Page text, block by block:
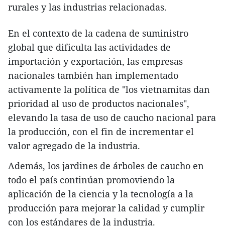
rurales y las industrias relacionadas.
En el contexto de la cadena de suministro
global que dificulta las actividades de
importación y exportación, las empresas
nacionales también han implementado
activamente la política de "los vietnamitas dan
prioridad al uso de productos nacionales",
elevando la tasa de uso de caucho nacional para
la producción, con el fin de incrementar el
valor agregado de la industria.
Además, los jardines de árboles de caucho en
todo el país continúan promoviendo la
aplicación de la ciencia y la tecnología a la
producción para mejorar la calidad y cumplir
con los estándares de la industria.